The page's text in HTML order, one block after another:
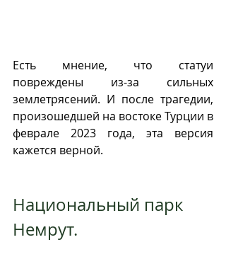
Есть мнение, что статуи
повреждены из-за сильных
землетрясений. И после трагедии,
произошедшей на востоке Турции в
феврале 2023 года, эта версия
кажется верной.
Национальный парк
Немрут.